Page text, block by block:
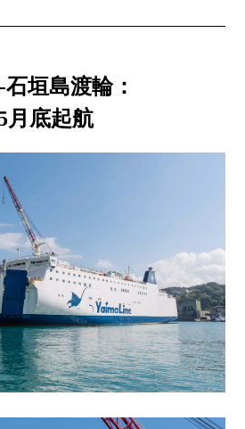
垣島渡輪：
月底起航